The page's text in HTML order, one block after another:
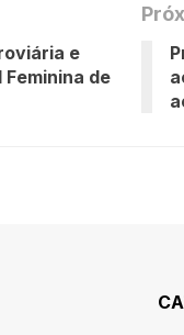
e
Feminina de